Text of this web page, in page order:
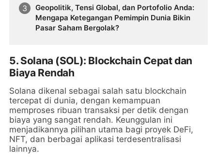
Geopolitik, Tensi Global, dan Portofolio Anda:
Mengapa Ketegangan Pemimpin Dunia Bikin
Pasar Saham Bergolak?
5. Solana (SOL): Blockchain Cepat dan
Biaya Rendah
Solana dikenal sebagai salah satu blockchain
tercepat di dunia, dengan kemampuan
memproses ribuan transaksi per detik dengan
biaya yang sangat rendah. Keunggulan ini
menjadikannya pilihan utama bagi proyek DeFi,
NFT, dan berbagai aplikasi terdesentralisasi
lainnya.